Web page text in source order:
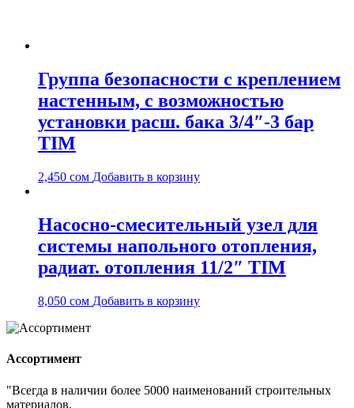
Группа безопасности с креплением
настенным, с возможностью
установки расш. бака 3/4″-3 бар
TIM
2,450 сом Добавить в корзину
Насосно-смесительный узел для
системы напольного отопления,
радиат. отопления 11/2″ TIM
8,050 сом Добавить в корзину
Ассортимент
"Всегда в наличии более 5000 наименований строительных
материалов.